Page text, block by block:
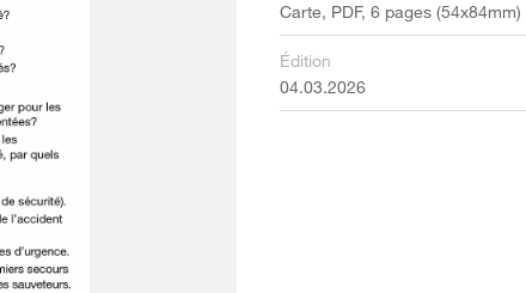
Carte, PDF, 6 pages (54x84mm)
Édition
04.03.2026